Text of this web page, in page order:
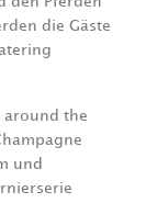
die Gäste
around the
und